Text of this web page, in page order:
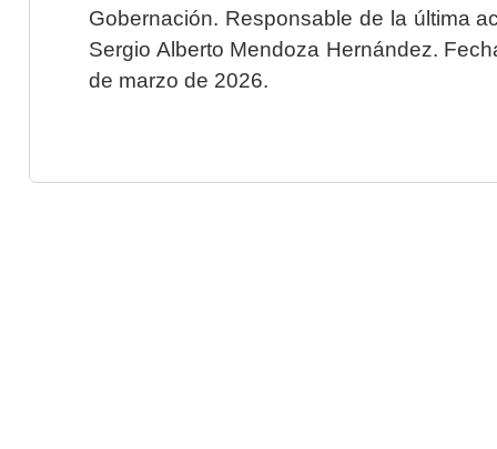
Gobernación. Responsable de la última
Sergio Alberto Mendoza Hernández.
de marzo de 2026.